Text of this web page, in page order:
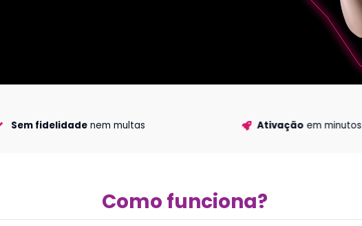
Sem fidelidadenem multas Ativação em minutos
Como funciona?